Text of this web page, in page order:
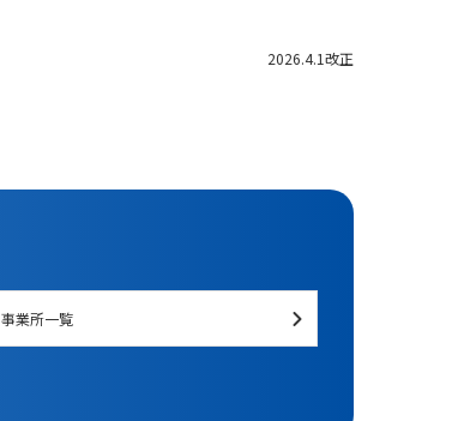
2026.4.1改正
事業所一覧